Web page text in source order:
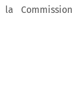
Commission